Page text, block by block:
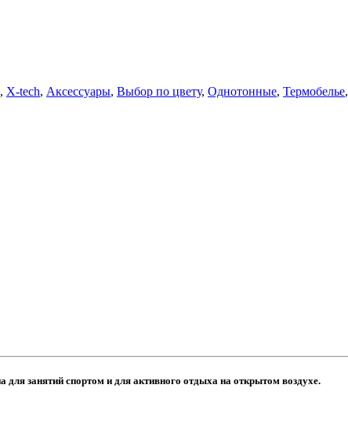
, X-tech, Аксессуары, Выбор по цвету, Однотонные, Термобелье,
занятий спортом и для активного отдыха на открытом воздухе.